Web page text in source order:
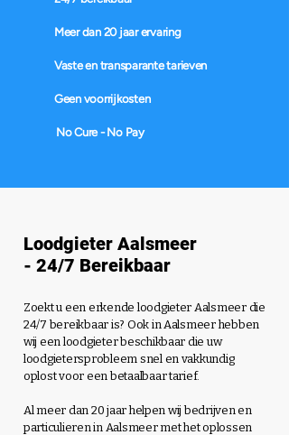
Meer dan 20 jaar ervaring
Vaste en transparante tarieven
Geen voorrijkosten
No Cure - No Pay
Loodgieter Aalsmeer
- 24/7 Bereikbaar
Zoekt u een erkende loodgieter Aalsmeer die
24/7 bereikbaar is? Ook in Aalsmeer hebben
wij een loodgieter beschikbaar die uw
loodgietersprobleem snel en vakkundig
oplost voor een betaalbaar tarief.
Al meer dan 20 jaar helpen wij bedrijven en
particulieren in Aalsmeer met het oplossen